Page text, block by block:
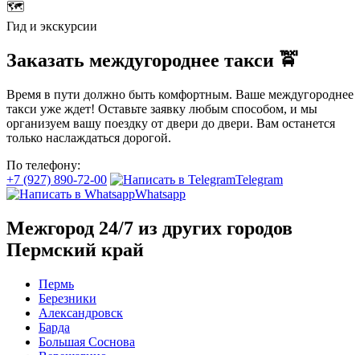
🗺️
Гид и экскурсии
Заказать междугороднее такси 🚖
Время в пути должно быть комфортным. Ваше междугороднее
такси уже ждет! Оставьте заявку любым способом, и мы
организуем вашу поездку от двери до двери. Вам останется
только наслаждаться дорогой.
По телефону:
+7 (927) 890-72-00
Telegram
Whatsapp
Межгород 24/7 из других городов
Пермский край
Пермь
Березники
Александровск
Барда
Большая Соснова